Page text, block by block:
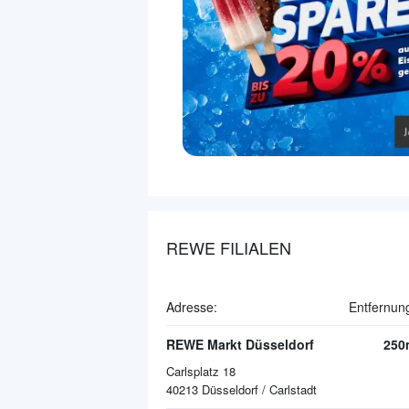
REWE FILIALEN
Adresse:
REWE Markt Düsseldorf
Carlsplatz 18
40213 Düsseldorf / Carlstadt